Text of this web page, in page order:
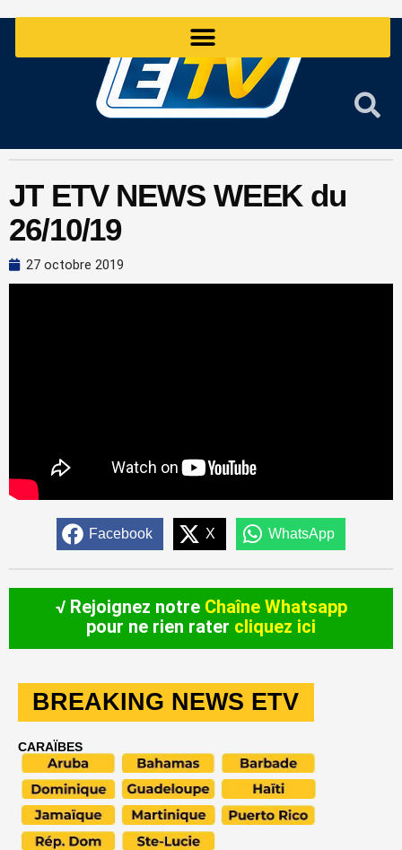
JT ETV NEWS WEEK du
26/10/19
27 octobre 2019
Facebook X WhatsApp
√ Rejoignez notre Chaîne Whatsapp
pour ne rien rater cliquez ici
BREAKING NEWS ETV
CARAÏBES